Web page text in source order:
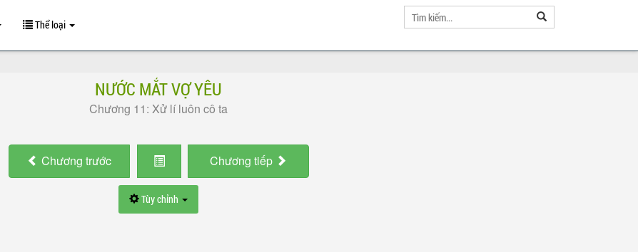
Thể loại
NƯỚC MẮT VỢ YÊU
Chương 11: Xử lí luôn cô ta
Chương trước Chương tiếp
Tùy chỉnh